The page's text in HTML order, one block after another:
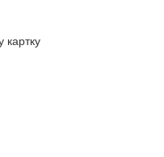
картку